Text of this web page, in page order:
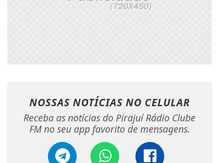
NOSSAS NOTÍCIAS NO CELULAR
Receba as notícias do Pirajuí Rádio Clube
FM no seu app favorito de mensagens.